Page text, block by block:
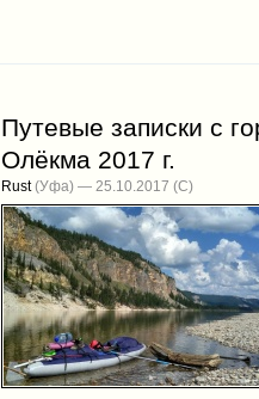
Путевые записки с
Олёкма 2017 г.
Rust(Уфа) — 25.10.2017